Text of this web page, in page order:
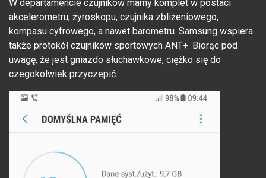
W departamencie czujników mamy komplet w postaci
akcelerometru, żyroskopu, czujnika zbliżeniowego,
kompasu cyfrowego, a nawet barometru. Samsung wspiera
także protokół czujników sportowych ANT+. Biorąc pod
uwagę, że jest gniazdo słuchawkowe, ciężko się do
czegokolwiek przyczepić.